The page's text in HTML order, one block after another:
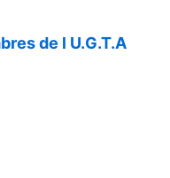
de l U.G.T.A